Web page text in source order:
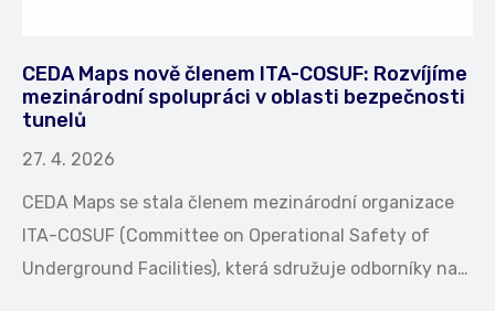
CEDA Maps nově členem ITA-COSUF: Rozvíjíme
mezinárodní spolupráci v oblasti bezpečnosti
tunelů
27. 4. 2026
CEDA Maps se stala členem mezinárodní organizace
ITA-COSUF (Committee on Operational Safety of
Underground Facilities), která sdružuje odborníky na…